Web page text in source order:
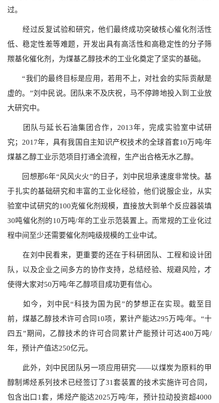
过。
经过反复试验和研究，他们最终成功突破核心催化剂活性
低、稳定性差等难题，开发出具有高活性和高稳定性的分子筛
羰基化催化剂，为煤基乙醇技术的工业化奠定了坚实的基础。
“我们的最终目标是应用，若用不上，对社会的实际贡献是
虚的。”刘中民说。团队来不及庆祝，马不停蹄地投入到工业放
大研究中。
团队与延长石油集团合作，2013年，完成实验室中试研
究；2017年，具有我国自主知识产权技术的全球首套10万吨/年
煤基乙醇工业示范项目打通全流程，生产出合格无水乙醇。
回想那6年“风风火火”的日子，刘中民坦承速度非常快。基
于扎实的基础研究和丰富的工业化经验，他们说服企业，从实
验室中试研究的100克催化剂规模，直接放大到单个反应器装填
30吨催化剂的10万吨/年的工业示范装置上。而常规的工业化过
程中间至少还需要催化剂吨级规模的工业中试。
在刘中民看来，更重要的还在于科研团队、工程和设计团
队，以及企业之间多方的协作支持，总结经验、规避风险，才
使得大家对50万吨/年乙醇项目成功更有信心。
如今，刘中民“科技为国为民”的梦想正在实现。截至目
前，煤基乙醇技术许可合同10项，累计产能达295万吨/年。“十
四五”期间，乙醇技术的许可合同累计产能预计可达400万吨/
年，预计产值达250亿元。
此外，刘中民团队另一项应用研究——以煤炭为原料的甲
醇制烯烃系列技术已经签订了31套装置的技术实施许可合同，
包含出口1套，烯烃产能达2025万吨/年，预计拉动投资超4000